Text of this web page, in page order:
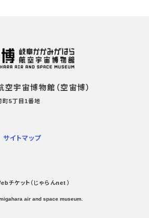
宇宙博物館（空宙博）
町5丁目1番地
サイトマップ
チケット（じゃらんnet）
air and space museum.